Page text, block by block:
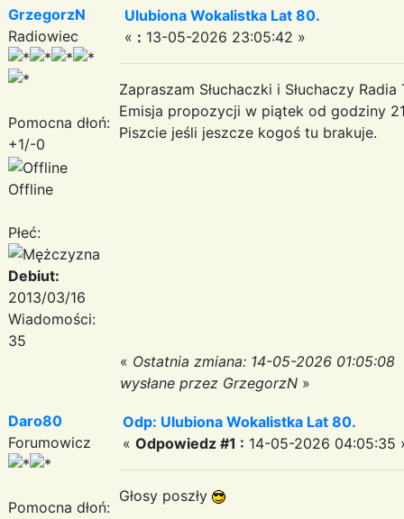
GrzegorzN
Radiowiec
Pomocna dłoń:
+1/-0
Offline
Płeć:
Debiut:
2013/03/16
Wiadomości:
35
Ulubiona Wokalistka Lat 80.
« : 13-05-2026 23:05:42 »
Zapraszam Słuchaczki i Słuchaczy
Emisja propozycji w piątek od godziny
Piszcie jeśli jeszcze kogoś tu brakuje.
« Ostatnia zmiana: 14-05-2026 01:05:08
wysłane przez GrzegorzN »
Daro80
Forumowicz
Pomocna dłoń:
Odp: Ulubiona Wokalistka Lat 80.
« Odpowiedz #1 : 14-05-2026 04:05:35
Głosy poszły